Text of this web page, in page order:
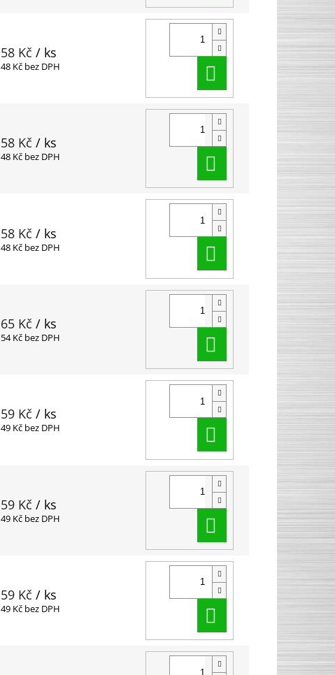
58 Kč / ks
48 Kč bez DPH Do košíku
58 Kč / ks
48 Kč bez DPH
58 Kč / ks
48 Kč bez DPH Do košíku
65 Kč / ks
54 Kč bez DPH
59 Kč / ks
49 Kč bez DPH
59 Kč / ks
49 Kč bez DPH Do košíku
59 Kč / ks
49 Kč bez DPH